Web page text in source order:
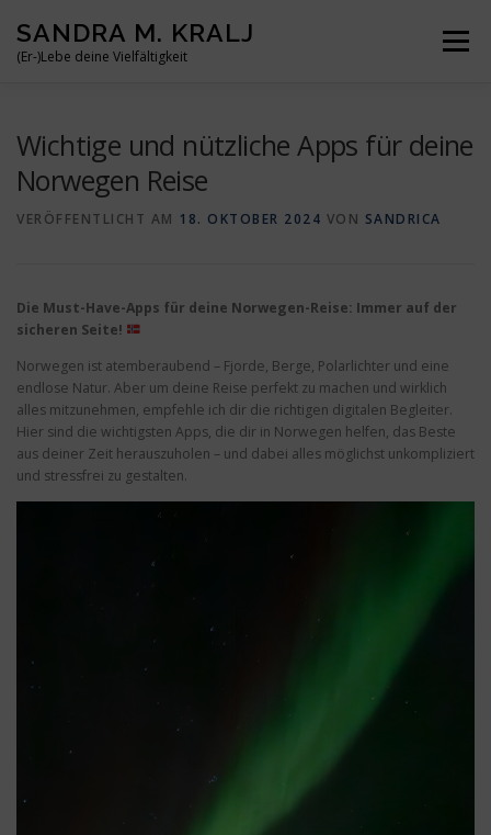
Inhalt
springen
SANDRA M. KRALJ
(Er-)Lebe deine Vielfältigkeit
Menü
Wichtige und nützliche Apps für deine
Norwegen Reise
VERÖFFENTLICHT AM 18. OKTOBER 2024 VON SANDRICA
Die Must-Have-Apps für deine Norwegen-Reise: Immer auf der
sicheren Seite!
Norwegen ist atemberaubend – Fjorde, Berge, Polarlichter und eine
endlose Natur. Aber um deine Reise perfekt zu machen und wirklich
alles mitzunehmen, empfehle ich dir die richtigen digitalen Begleiter.
Hier sind die wichtigsten Apps, die dir in Norwegen helfen, das Beste
aus deiner Zeit herauszuholen – und dabei alles möglichst unkompliziert
und stressfrei zu gestalten.